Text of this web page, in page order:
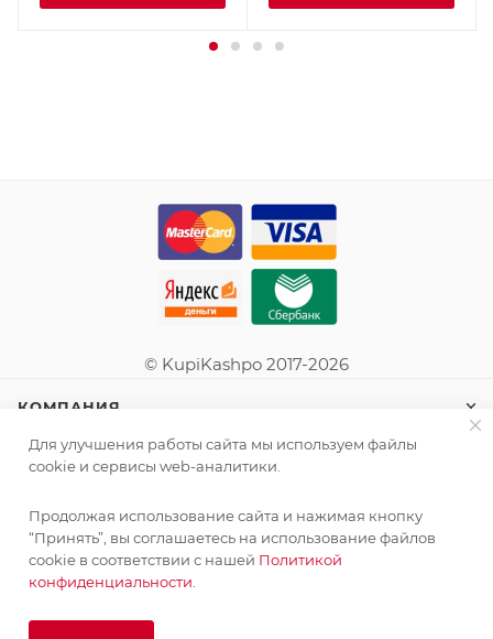
© KupiKashpo 2017-2026
КОМПАНИЯ
ИНФОРМАЦИЯ
ПОМОЩЬ
ПОДПИСАТЬСЯ НА РАССЫЛКУ
Для улучшения работы сайта мы используем файлы
cookie и сервисы web-аналитики.
Продолжая использование сайта и нажимая кнопку
“Принять”, вы соглашаетесь на использование файлов
cookie в соответствии с нашей Политикой
конфиденциальности.